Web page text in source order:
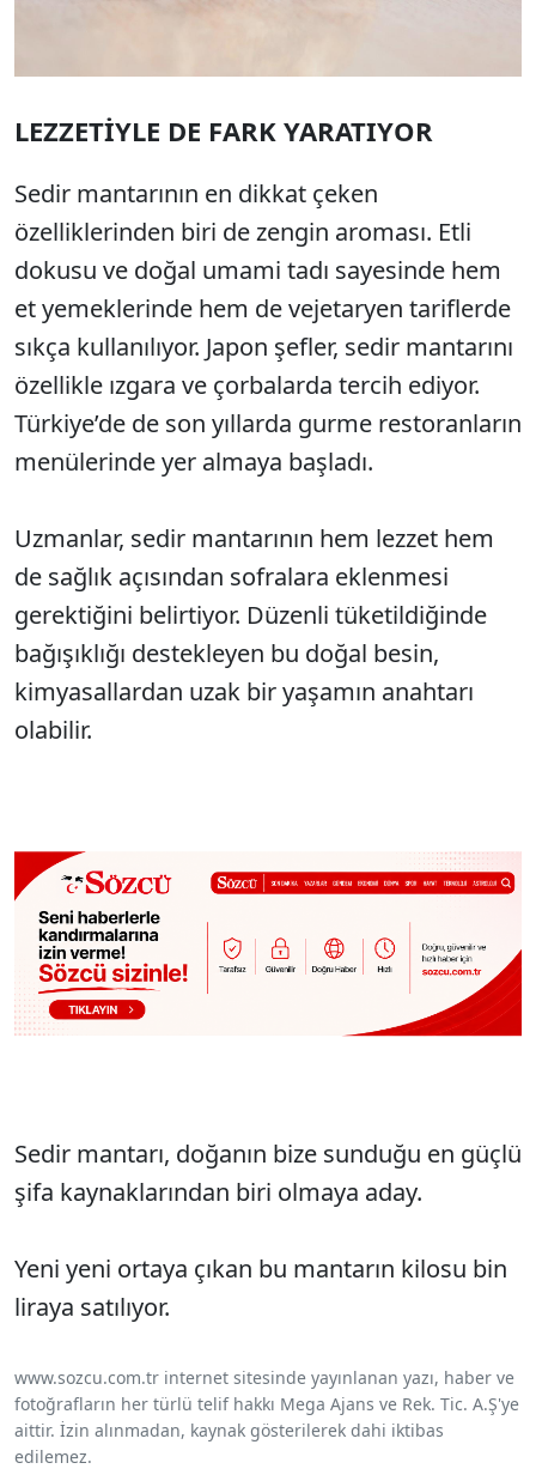
LEZZETİYLE DE FARK YARATIYOR
Sedir mantarının en dikkat çeken
özelliklerinden biri de zengin aroması. Etli
dokusu ve doğal umami tadı sayesinde hem
et yemeklerinde hem de vejetaryen tariflerde
sıkça kullanılıyor. Japon şefler, sedir mantarını
özellikle ızgara ve çorbalarda tercih ediyor.
Türkiye’de de son yıllarda gurme restoranların
menülerinde yer almaya başladı.
Uzmanlar, sedir mantarının hem lezzet hem
de sağlık açısından sofralara eklenmesi
gerektiğini belirtiyor. Düzenli tüketildiğinde
bağışıklığı destekleyen bu doğal besin,
kimyasallardan uzak bir yaşamın anahtarı
olabilir.
Sedir mantarı, doğanın bize sunduğu en güçlü
şifa kaynaklarından biri olmaya aday.
Yeni yeni ortaya çıkan bu mantarın kilosu bin
liraya satılıyor.
www.sozcu.com.tr internet sitesinde yayınlanan yazı, haber ve
fotoğrafların her türlü telif hakkı Mega Ajans ve Rek. Tic. A.Ş'ye
aittir. İzin alınmadan, kaynak gösterilerek dahi iktibas
edilemez.